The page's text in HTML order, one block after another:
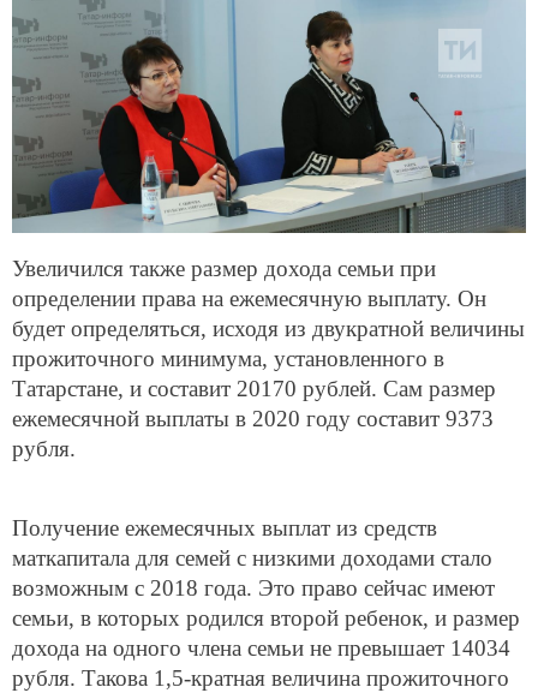
Увеличился также размер дохода семьи при
определении права на ежемесячную выплату. Он
будет определяться, исходя из двукратной величины
прожиточного минимума, установленного в
Татарстане, и составит 20170 рублей. Сам размер
ежемесячной выплаты в 2020 году составит 9373
рубля.
Получение ежемесячных выплат из средств
маткапитала для семей с низкими доходами стало
возможным с 2018 года. Это право сейчас имеют
семьи, в которых родился второй ребенок, и размер
дохода на одного члена семьи не превышает 14034
рубля. Такова 1,5-кратная величина прожиточного